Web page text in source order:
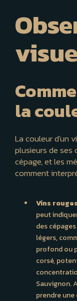
la
La couleur d'un
plusieurs de ses
cépage, et les
comment
Vins rouges
peut
des
légers,
profond ou
corsé,
Sauvignon.
prendre